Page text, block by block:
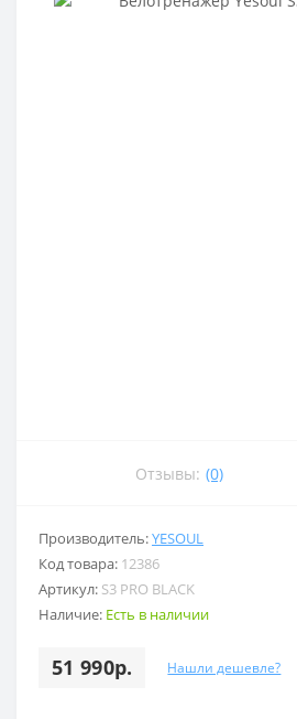
Отзывы: (0)
Производитель:YESOUL
Код товара: 12386
Артикул: S3 PRO BLACK
Наличие: Есть в наличии
51 990р. Нашли дешевле?